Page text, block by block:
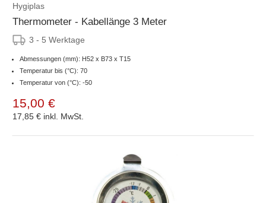
Hygiplas
Thermometer - Kabellänge 3 Meter
3 - 5 Werktage
Abmessungen (mm): H52 x B73 x T15
Temperatur bis (°C): 70
Temperatur von (°C): -50
15,00 €
17,85 € inkl. MwSt.